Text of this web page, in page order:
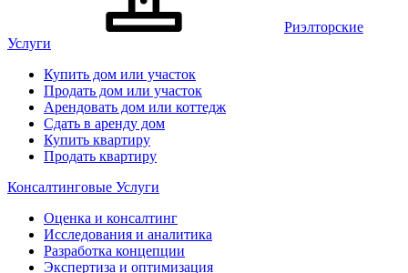
Риэлторские
Услуги
Купить дом или участок
Продать дом или участок
Арендовать дом или коттедж
Сдать в аренду дом
Купить квартиру
Продать квартиру
Консалтинговые Услуги
Оценка и консалтинг
Исследования и аналитика
Разработка концепции
Экспертиза и оптимизация